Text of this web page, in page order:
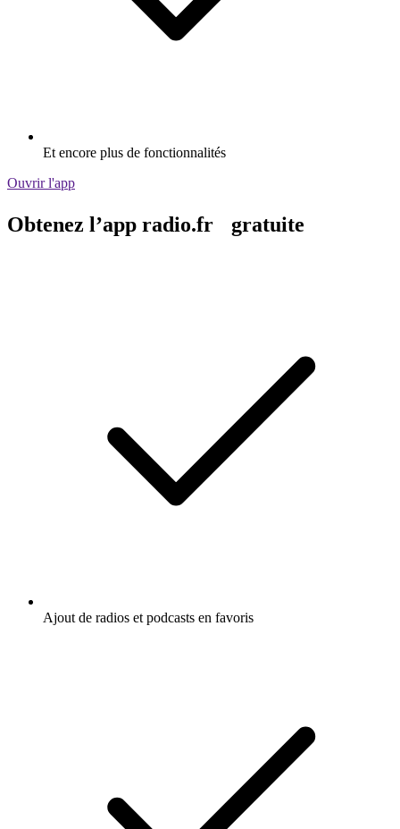
Et encore plus de fonctionnalités
Ouvrir l'app
Obtenez l’app radio.fr gratuite
Ajout de radios et podcasts en favoris